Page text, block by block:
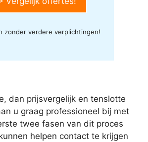
zonder verdere verplichtingen!
dan prijsvergelijk en tenslotte
u graag professioneel bij met
twee fasen van dit proces
helpen contact te krijgen